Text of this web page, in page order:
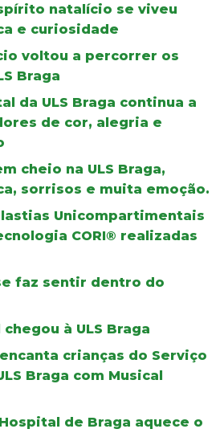
natalício se viveu
e curiosidade
voltou a percorrer os
Braga
da ULS Braga continua a
de cor, alegria e
cheio na ULS Braga,
sorrisos e muita emoção.
Unicompartimentais
CORI® realizadas
faz sentir dentro do
à ULS Braga
crianças do Serviço
Braga com Musical
de Braga aquece o